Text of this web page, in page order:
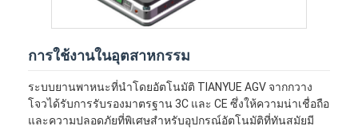
การใช้งานในอุตสาหกรรม
ระบบยานพาหนะที่นําโดยอัตโนมัติ TIANYUE AGV จากกวาง
โจวได้รับการรับรองมาตรฐาน 3C และ CE ซึ่งให้ความน่าเชื่อถือ
และความปลอดภัยที่พิเศษสําหรับอุปกรณ์อัตโนมัติที่ทันสมัยมี